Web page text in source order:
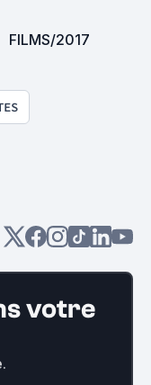
FILMS/2017
votre